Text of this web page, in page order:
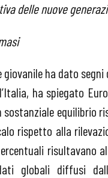
delle nuove
giovanile ha dato segni
ha spiegato
sostanziale equilibrio
rispetto alla
risultavano
globali diffusi